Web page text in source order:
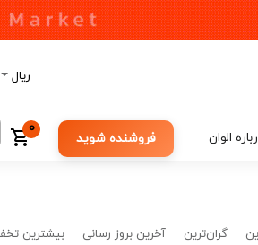
ریال
الوان فروشنده شوید
0
گران‌ترین آخرین بروز رسانی بیشترین